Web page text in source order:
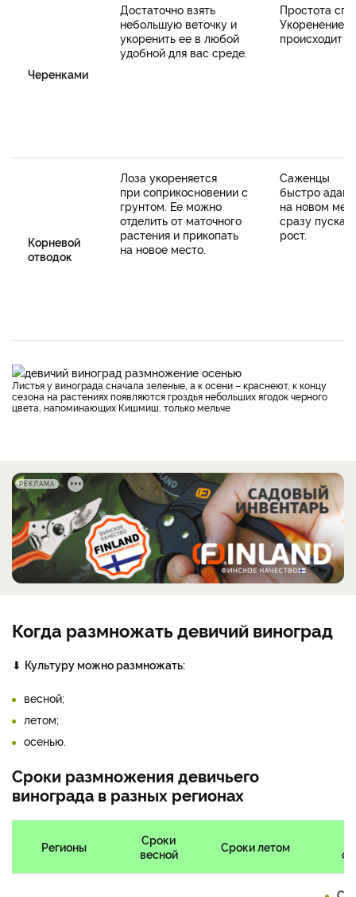
Черенками
Достаточно взять
небольшую веточку и
укоренить ее в любой
удобной для вас среде.
Простота
Укоренение
происходит
Корневой
отводок
Лоза укореняется
при соприкосновении с
грунтом. Ее можно
отделить от маточного
растения и прикопать
на новое место.
Саженцы
быстро
на новом
сразу
рост.
Листья у винограда сначала зеленые, а к осени – краснеют, к концу
сезона на растениях появляются гроздья небольших ягодок черного
цвета, напоминающих Кишмиш, только мельче
РЕКЛАМА
Когда размножать девичий виноград
⬇ Культуру можно размножать:
весной;
летом;
осенью.
Сроки размножения девичьего
винограда в разных регионах
Регионы
Сроки
весной
Сроки летом